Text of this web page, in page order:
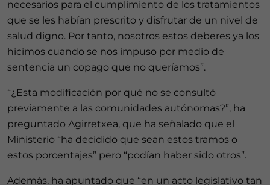
necesarios para el cumplimiento de los tratamientos
que se les habían prescrito y disfrutar de un nivel de
salud digno. Por tanto, nosotros estos deberes ya los
hicimos cuando se nos impuso por medio de
sentencia un copago que no queríamos”.
“¿Esta modificación por qué no se consultó
previamente a las comunidades autónomas?”, ha
preguntado Agirretxea, que ha señalado que el
Ministerio “ha decidido que sean estos tramos o
estos porcentajes” pero “podían haber sido otros”.
Además, ha apuntado que “en un acto legislativo tan